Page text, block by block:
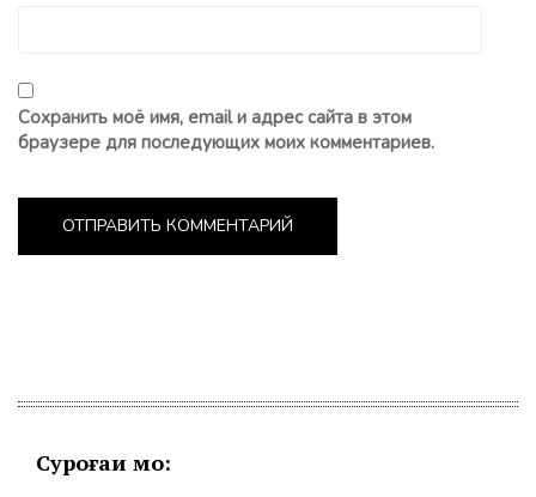
Сохранить моё имя, email и адрес сайта в этом
браузере для последующих моих комментариев.
Суроғаи мо: